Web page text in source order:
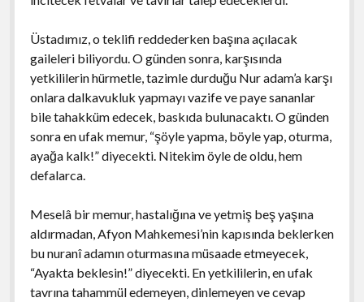
Üstadımız, o teklifi reddederken başına açılacak
gaileleri biliyordu. O günden sonra, karşısında
yetkililerin hürmetle, tazimle durduğu Nur adam’a karşı
onlara dalkavukluk yapmayı vazife ve paye sananlar
bile tahakküm edecek, baskıda bulunacaktı. O günden
sonra en ufak memur, “şöyle yapma, böyle yap, oturma,
ayağa kalk!” diyecekti. Nitekim öyle de oldu, hem
defalarca.
Meselâ bir memur, hastalığına ve yetmiş beş yaşına
aldırmadan, Afyon Mahkemesi’nin kapısında beklerken
bu nuranî adamın oturmasına müsaade etmeyecek,
“Ayakta beklesin!” diyecekti. En yetkililerin, en ufak
tavrına tahammül edemeyen, dinlemeyen ve cevap